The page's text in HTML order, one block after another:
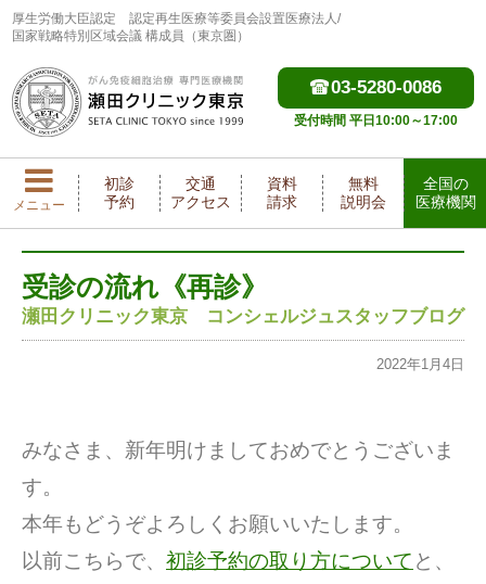
厚生労働大臣認定
認定再生医療等委員会設置医療法人/
国家戦略特別区域会議 構成員（東京圏）
03-5280-0086
受付時間 平日10:00～17:00
メニュー
初診
予約
交通
アクセス
資料
請求
無料
説明会
全国の
医療機関
受診の流れ《再診》
瀬田クリニック東京 コンシェルジュスタッフブログ
2022年1月4日
みなさま、新年明けましておめでとうございま
す。
本年もどうぞよろしくお願いいたします。
以前こちらで、 初診予約の取り方について と、